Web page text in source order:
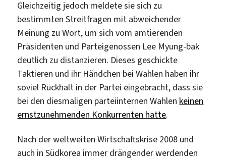
Gleichzeitig jedoch meldete sie sich zu
bestimmten Streitfragen mit abweichender
Meinung zu Wort, um sich vom amtierenden
Präsidenten und Parteigenossen Lee Myung-bak
deutlich zu distanzieren. Dieses geschickte
Taktieren und ihr Händchen bei Wahlen haben ihr
soviel Rückhalt in der Partei eingebracht, dass sie
bei den diesmaligen parteiinternen Wahlen keinen
ernstzunehmenden Konkurrenten hatte.
Nach der weltweiten Wirtschaftskrise 2008 und
auch in Südkorea immer drängender werdenden